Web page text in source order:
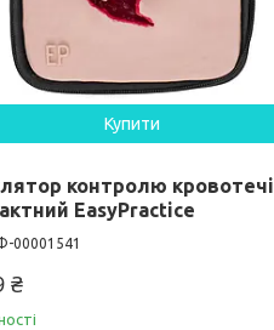
Купити
контролю кровотечі
EasyPractice
00001541
₴